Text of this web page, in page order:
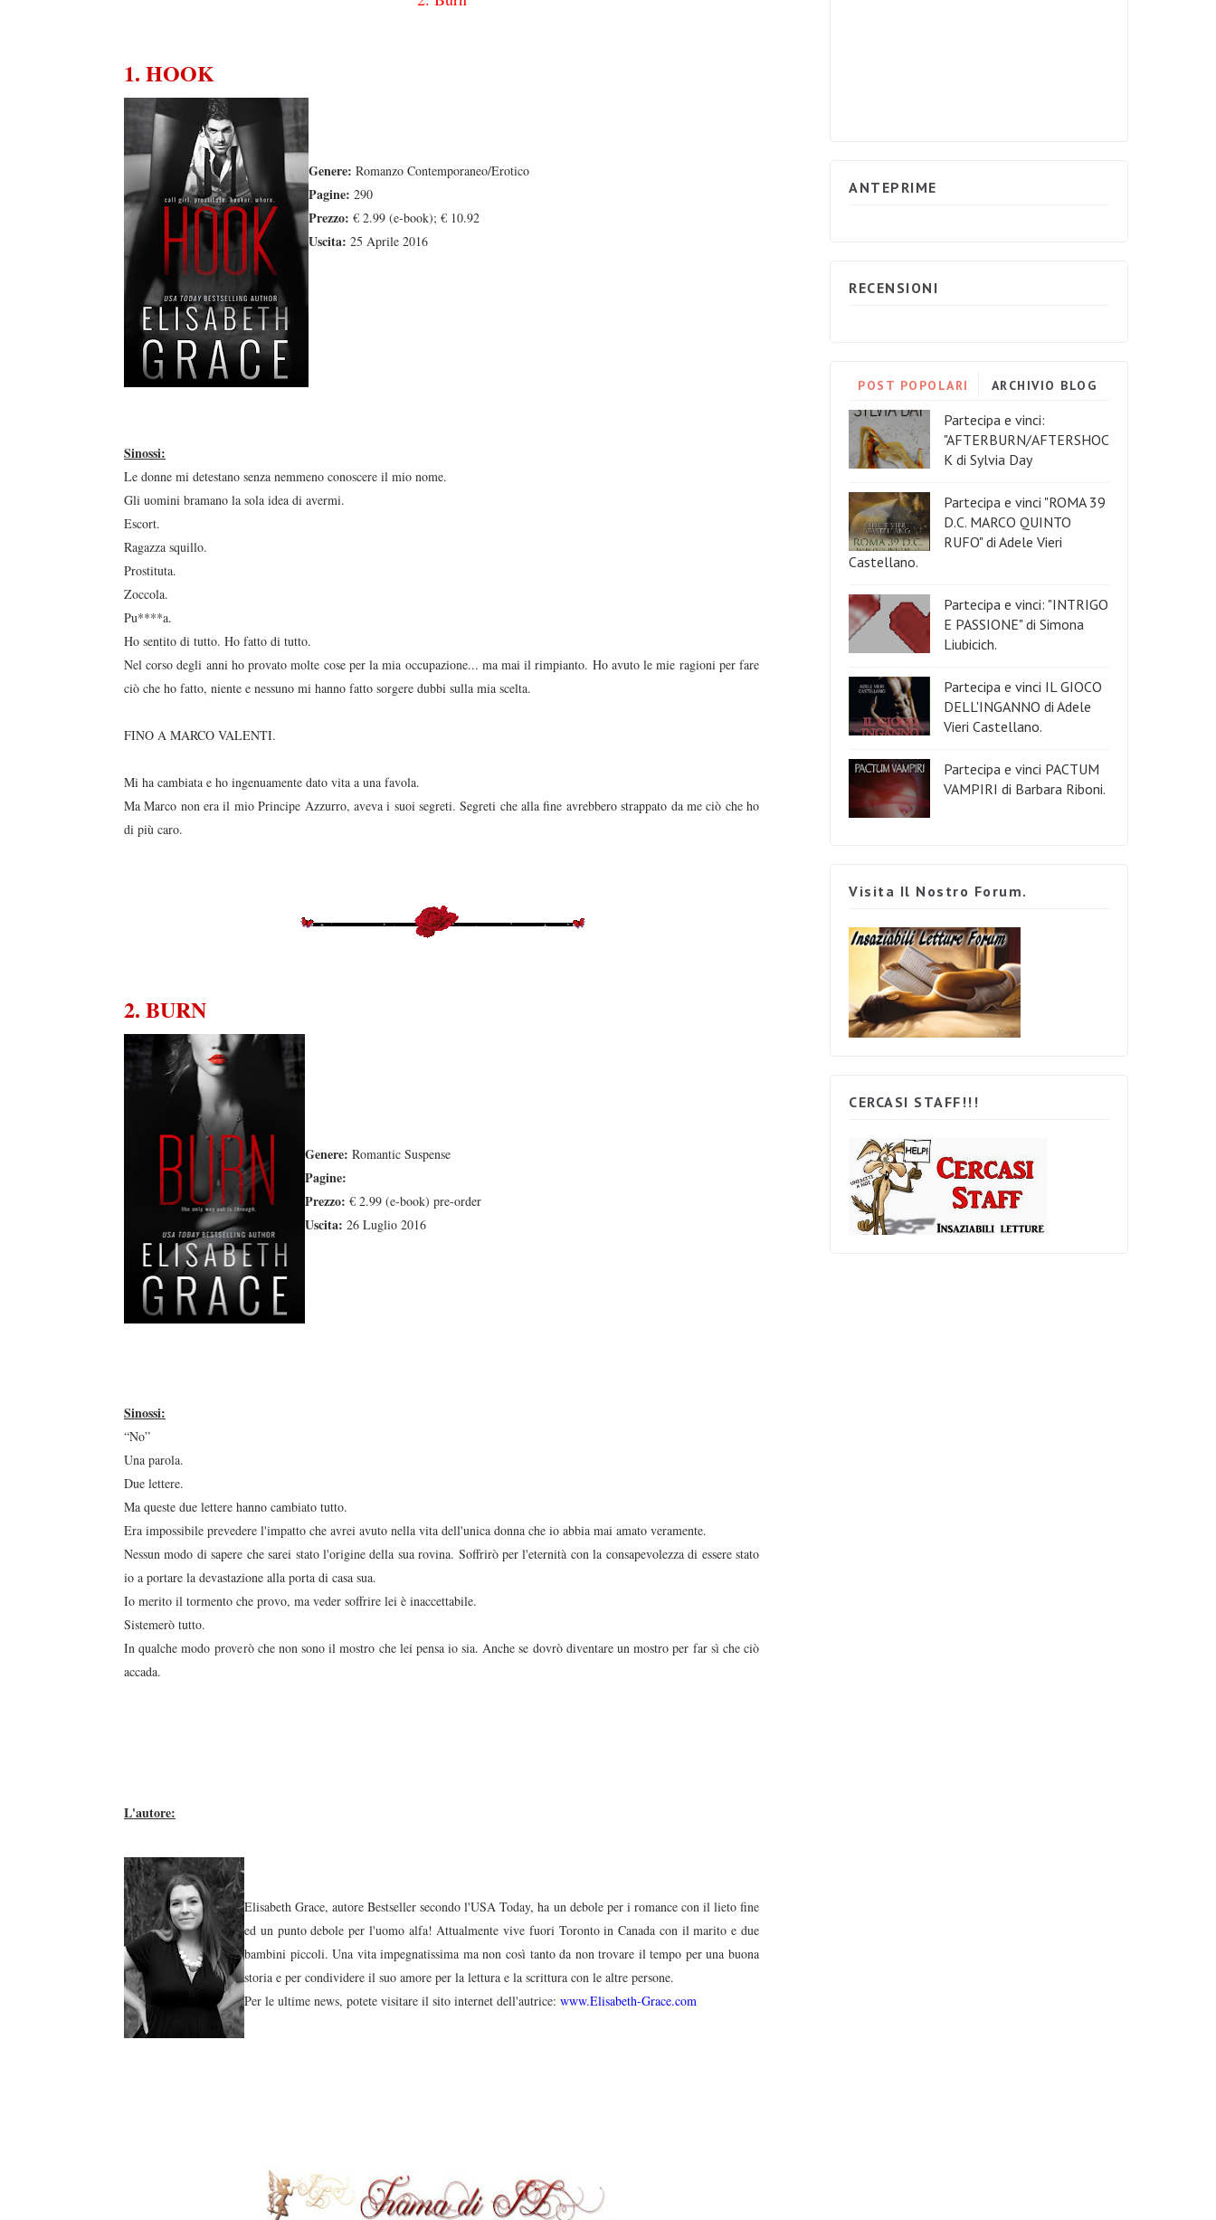
1. HOOK
Genere: Romanzo Contemporaneo/Erotico
Pagine: 290
Prezzo: € 2.99 (e-book); € 10.92
Uscita: 25 Aprile 2016
Sinossi:
Le donne mi detestano senza nemmeno conoscere il mio nome.
Gli uomini bramano la sola idea di avermi.
Escort.
Ragazza squillo.
Prostituta.
Zoccola.
Pu****a.
Ho sentito di tutto. Ho fatto di tutto.
Nel corso degli anni ho provato molte cose per la mia occupazione... ma mai il rimpianto. Ho avuto le mie ragioni per fare
ciò che ho fatto, niente e nessuno mi hanno fatto sorgere dubbi sulla mia scelta.
FINO A MARCO VALENTI.
Mi ha cambiata e ho ingenuamente dato vita a una favola.
Ma Marco non era il mio Principe Azzurro, aveva i suoi segreti. Segreti che alla fine avrebbero strappato da me ciò che ho
di più caro.
2. BURN
Genere: Romantic Suspense
Pagine:
Prezzo: € 2.99 (e-book) pre-order
Uscita: 26 Luglio 2016
Sinossi:
“No”
Una parola.
Due lettere.
Ma queste due lettere hanno cambiato tutto.
Era impossibile prevedere l'impatto che avrei avuto nella vita dell'unica donna che io abbia mai amato veramente.
Nessun modo di sapere che sarei stato l'origine della sua rovina. Soffrirò per l'eternità con la consapevolezza di essere stato
io a portare la devastazione alla porta di casa sua.
Io merito il tormento che provo, ma veder soffrire lei è inaccettabile.
Sistemerò tutto.
In qualche modo proverò che non sono il mostro che lei pensa io sia. Anche se dovrò diventare un mostro per far sì che ciò
accada.
L'autore:
Elisabeth Grace, autore Bestseller secondo l'USA Today, ha un debole per i romance con il lieto fine
ed un punto debole per l'uomo alfa! Attualmente vive fuori Toronto in Canada con il marito e due
bambini piccoli. Una vita impegnatissima ma non così tanto da non trovare il tempo per una buona
storia e per condividere il suo amore per la lettura e la scrittura con le altre persone.
Per le ultime news, potete visitare il sito internet dell'autrice: www.Elisabeth-Grace.com
ANTEPRIME
RECENSIONI
POST POPOLARI ARCHIVIO BLOG
Partecipa e vinci:
"AFTERBURN/AFTERSHOC
K di Sylvia Day
Partecipa e vinci "ROMA 39
D.C. MARCO QUINTO
RUFO" di Adele Vieri
Castellano.
Partecipa e vinci: "INTRIGO
E PASSIONE" di Simona
Liubicich.
Partecipa e vinci IL GIOCO
DELL'INGANNO di Adele
Vieri Castellano.
Partecipa e vinci PACTUM
VAMPIRI di Barbara Riboni.
Visita Il Nostro Forum.
CERCASI STAFF!!!